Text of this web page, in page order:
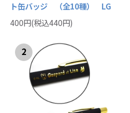
ト缶バッジ （全10種） LG
400円(税込440円)
2